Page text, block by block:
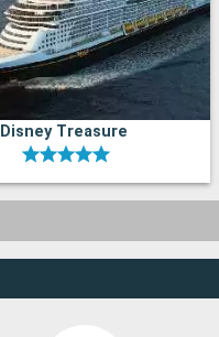
Disney Treasure